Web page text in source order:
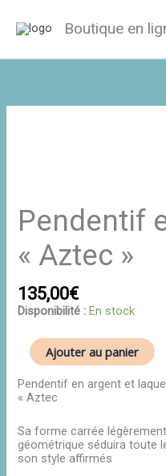
contenu
Boutique en
Pendentif
« Aztec »
135,00€
Disponibilité : En stock
Ajouter au panier
Pendentif en argent et
« Aztec
Sa forme carrée
géométrique séduira toute
son style affirmés